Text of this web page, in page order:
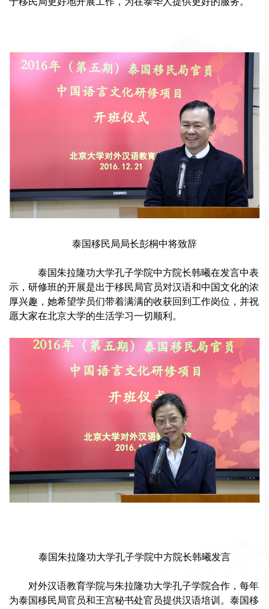
泰国移民局局长彭桐中将致辞
泰国朱拉隆功大学孔子学院中方院长韩曦在发言中表
示，研修班的开展是出于移民局官员对汉语和中国文化的浓
厚兴趣，她希望学员们带着满满的收获回到工作岗位，并祝
愿大家在北京大学的生活学习一切顺利。
泰国朱拉隆功大学孔子学院中方院长韩曦发言
对外汉语教育学院与朱拉隆功大学孔子学院合作，每年
为泰国移民局官员和王宫秘书处官员提供汉语培训。泰国移